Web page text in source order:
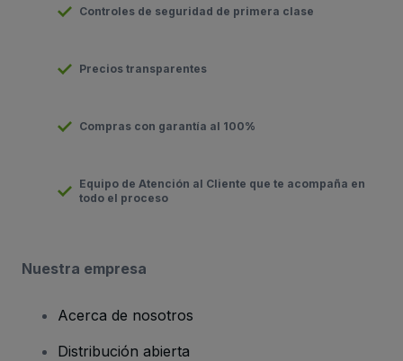
Controles de seguridad de primera clase
Precios transparentes
Compras con garantía al 100%
Equipo de Atención al Cliente que te acompaña en
todo el proceso
Nuestra empresa
Acerca de nosotros
Distribución abierta